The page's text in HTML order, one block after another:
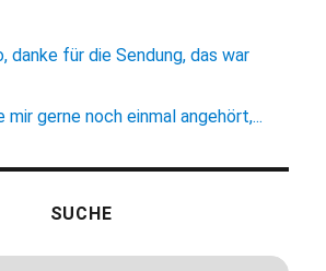
danke für die Sendung, das war
gerne noch einmal angehört,...
SUCHE